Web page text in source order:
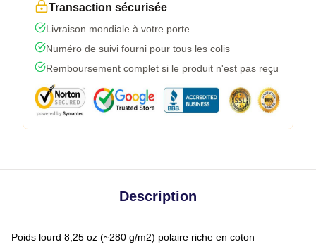
Transaction sécurisée
Livraison mondiale à votre porte
Numéro de suivi fourni pour tous les colis
Remboursement complet si le produit n'est pas reçu
Description
Poids lourd 8,25 oz (~280 g/m2) polaire riche en coton